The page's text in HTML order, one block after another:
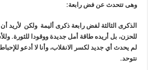
وهى تتحدث عن فض رابعة:
الذكرى الثالثة لفض رابعة ذكرى أليمة ولكن لأريد
للحزن، بل أريده طاقة أمل جديدة ووقودا للثورة.
لم يحدث أي جديد لكسر الانقلاب، وأنا لا أدعو
نتوحد.